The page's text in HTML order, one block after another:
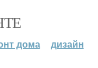
дома дизайн